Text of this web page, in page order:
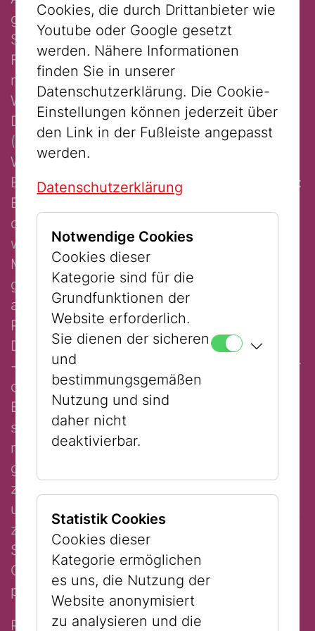
geniesst ehe das dritte Reich die
Sowjetunion überfällt. Wieder auf der
Flucht nach Osten findet er sich plötzlich
mit vielen Anderen als Gefangener der
Wehrmacht im Kessel von Minsk wieder.
Diese beginnt Juden und Kommunisten
(Kommissare) sofort zu erschiessen.
Wenige Augenblicke vor seiner eigenen
Exekution rettet er sich durch eine Notlüge:
Er behauptet “Volksdeutscher” zu sein. Wie
durch ein Wunder wird ihm geglaubt,
während andere jüdische Buben und
Männer auf ihre Beschneidung hin
gecheckt und erschossen werden. Er wird
als Jupp (Josef) zum Maskottchen der
Panzereinheit und nimmt als (Russisch-)
Dolmetscher ein Jahr am Russlandkrieg teil
- bis zu dem Zeitpunkt als der Kommandeur
der Truppe ihm anbietet, ihn 'nach dem
Endsieg' zu adoptieren. Was hätte er tun
sollen, er nimmt an und wird sofort zurück
nach Deutschland in eine HJ-Eliteschule
geschickt. Dort erhält er eine Ausbildung
zum HJ-Führer und steht dabei
unglaubliche Ängste aus, als Jude entdeckt
zu werden. Schliesslich befindet sich die
Schule nur wenige Kilometer von seiner
Geburtsstadt entfernt und er muß
permanent fürchten, erkannt zu werden.
Perel beschreibt die Gehirnwäsche an den
Cookies, die durch Drittanbieter wie
Youtube oder Google gesetzt
werden. Nähere Informationen
finden Sie in unserer
Datenschutzerklärung. Die Cookie-
Einstellungen können jederzeit über
den Link in der Fußleiste angepasst
werden.
Datenschutzerklärung
Notwendige Cookies
Cookies dieser
Kategorie sind für die
Grundfunktionen der
Website erforderlich.
Sie dienen der sicheren
und
bestimmungsgemäßen
Nutzung und sind
daher nicht
deaktivierbar.
Statistik Cookies
Cookies dieser
Kategorie ermöglichen
es uns, die Nutzung der
Website anonymisiert
zu analysieren und die